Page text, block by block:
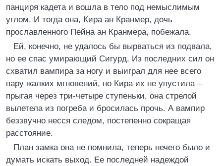
панциря кадета и вошла в тело под немыслимым
углом. И тогда она, Кира ан Кранмер, дочь
прославленного Пейна ан Кранмера, побежала.
Ей, конечно, не удалось бы вырваться из подвала,
но ее спас умирающий Сигурд. Из последних сил он
схватил вампира за ногу и выиграл для нее всего
пару жалких мгновений, но Кира их не упустила –
прыгая через три-четыре ступеньки, она стрелой
вылетела из погреба и бросилась прочь. А вампир
беззвучно несся следом, постепенно сокращая
расстояние.
План замка она не помнила, теперь нечего было и
думать искать выход. Ее последней надеждой